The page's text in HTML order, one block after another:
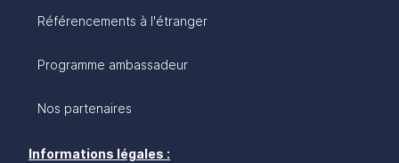
Référencements à l'étranger
Programme ambassadeur
Nos partenaires
Informations légales :